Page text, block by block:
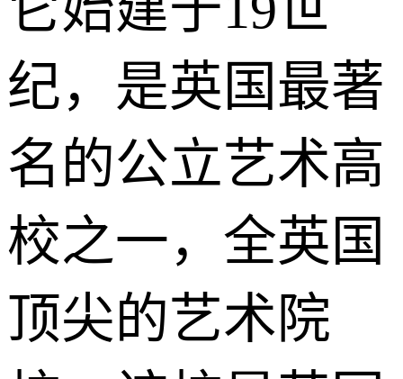
纪，是英国最著
名的公立艺术高
校之一，全英国
顶尖的艺术院